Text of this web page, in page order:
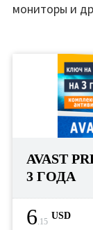
мониторы и
AVAST
3 ГОДА
6.15
USD